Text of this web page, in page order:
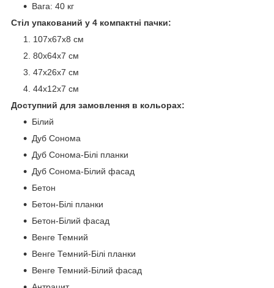
Вага: 40 кг
Стіл упакований у 4 компактні пачки:
107х67х8 см
80х64х7 см
47х26х7 см
44х12х7 см
Доступний для замовлення в кольорах:
Білий
Дуб Сонома
Дуб Сонома-Білі планки
Дуб Сонома-Білий фасад
Бетон
Бетон-Білі планки
Бетон-Білий фасад
Венге Темний
Венге Темний-Білі планки
Венге Темний-Білий фасад